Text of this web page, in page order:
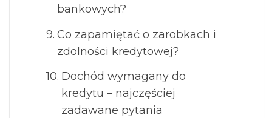
bankowych?
Co zapamiętać o zarobkach i
zdolności kredytowej?
Dochód wymagany do
kredytu – najczęściej
zadawane pytania